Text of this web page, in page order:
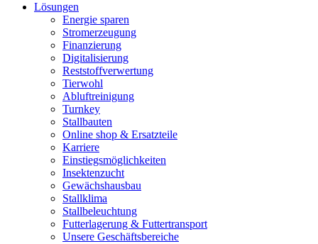
Lösungen
Energie sparen
Stromerzeugung
Finanzierung
Digitalisierung
Reststoffverwertung
Tierwohl
Abluftreinigung
Turnkey
Stallbauten
Online shop & Ersatzteile
Karriere
Einstiegsmöglichkeiten
Insektenzucht
Gewächshausbau
Stallklima
Stallbeleuchtung
Futterlagerung & Futtertransport
Unsere Geschäftsbereiche